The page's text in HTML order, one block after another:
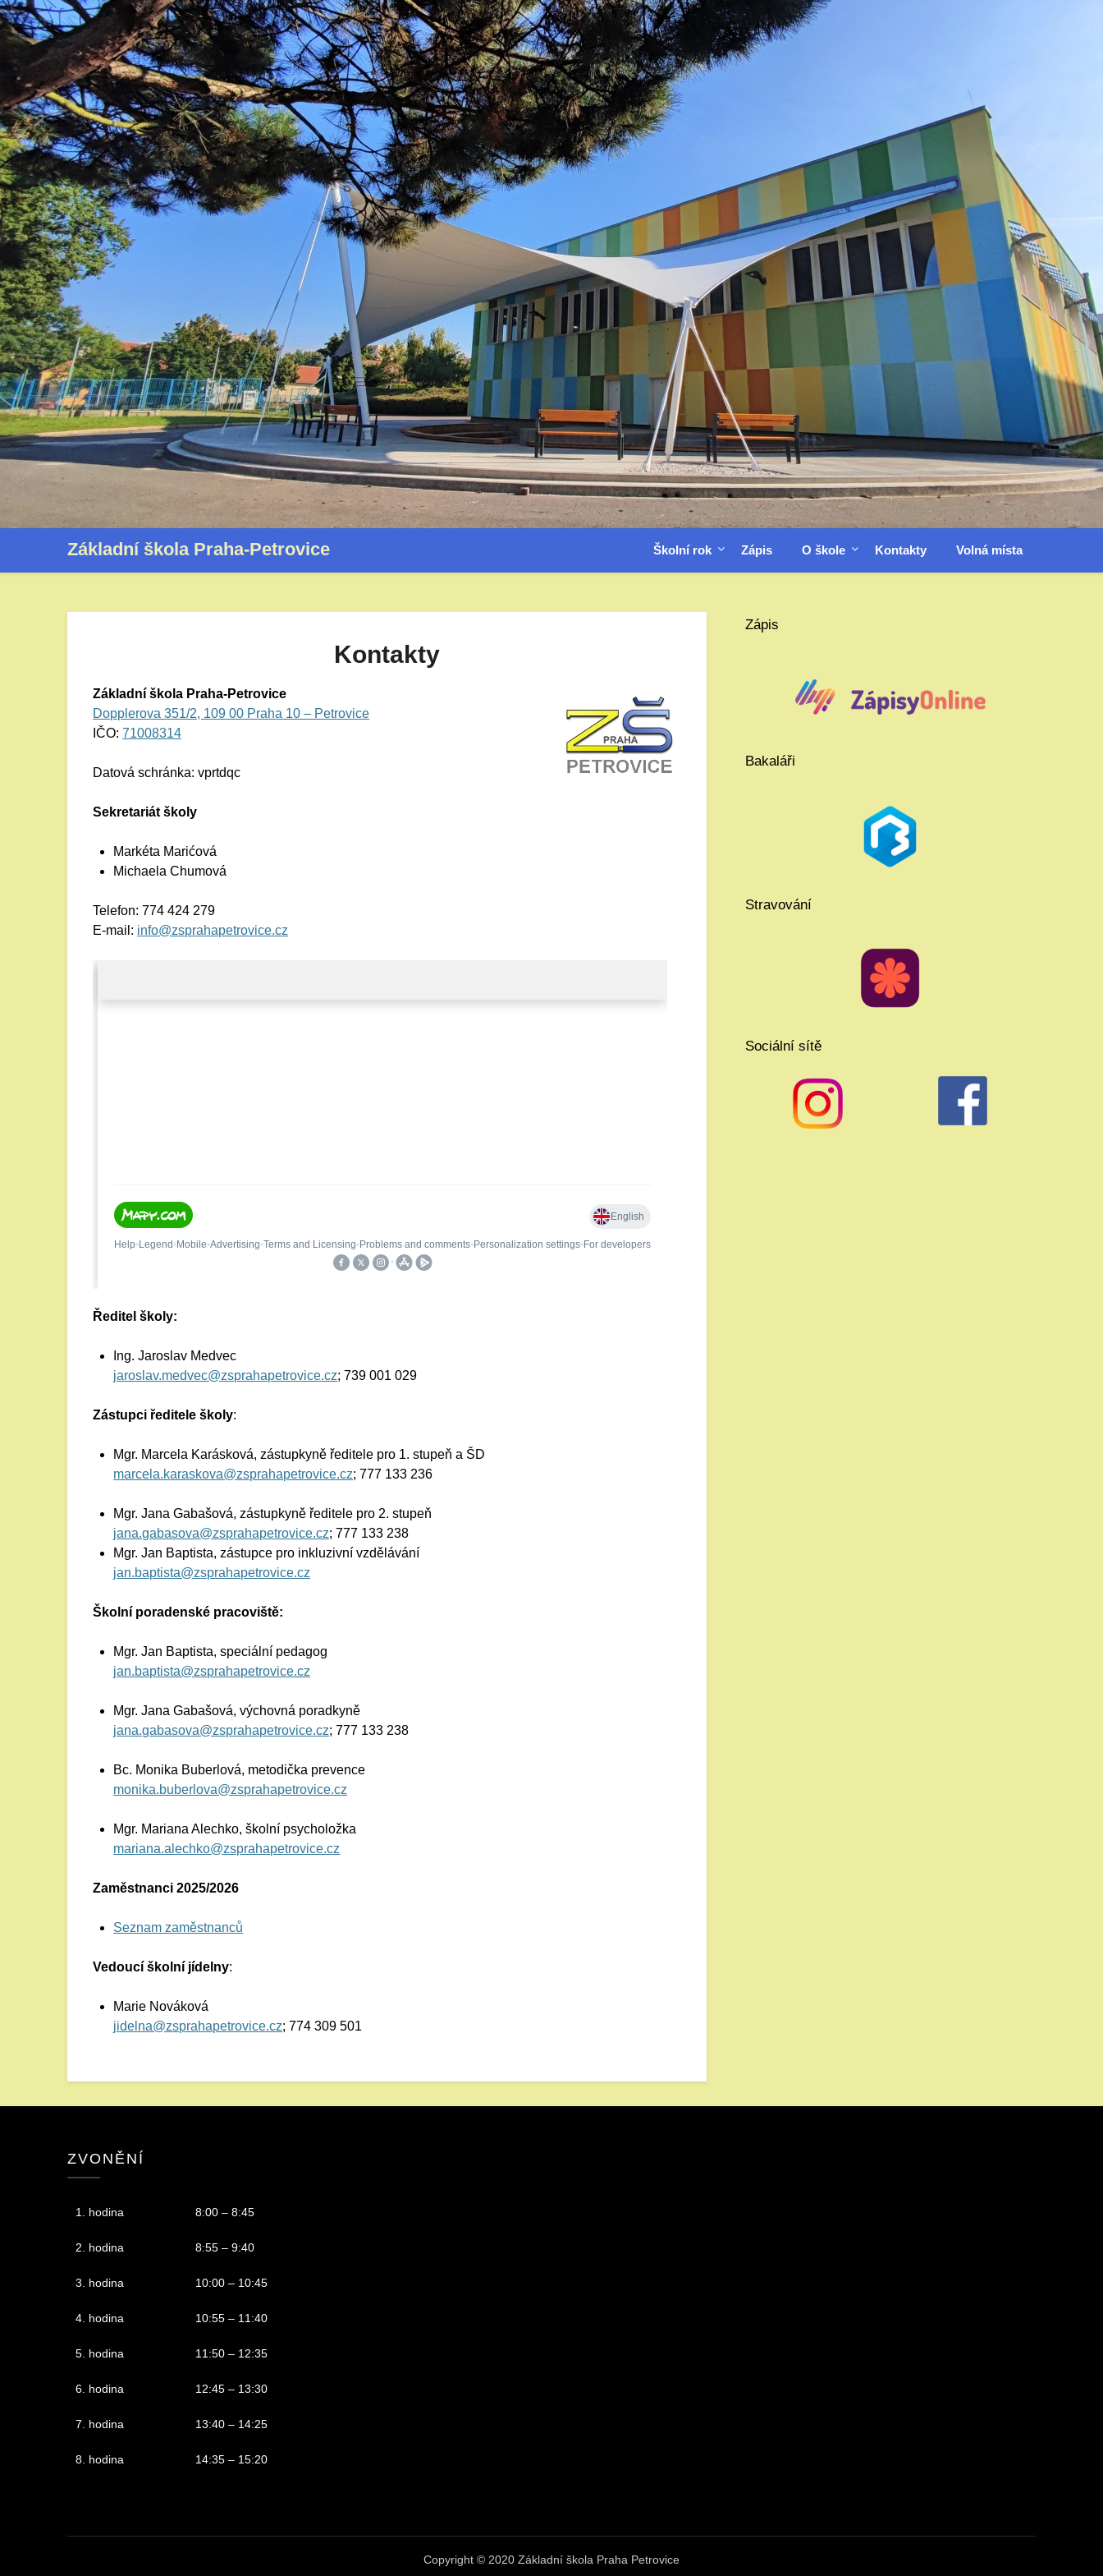
Základní škola Praha-Petrovice Školní rok Zápis O škole Kontakty Volná místa
Kontakty
Základní škola Praha-Petrovice
Dopplerova 351/2, 109 00 Praha 10 – Petrovice
IČO:71008314
Datová schránka: vprtdqc
Sekretariát školy
Markéta Marićová
Michaela Chumová
Telefon: 774 424 279
E-mail: info@zsprahapetrovice.cz
Ředitel školy:
Ing. Jaroslav Medvec
jaroslav.medvec@zsprahapetrovice.cz; 739 001 029
Zástupci ředitele školy:
Mgr. Marcela Karásková, zástupkyně ředitele pro 1. stupeň a ŠD
marcela.karaskova@zsprahapetrovice.cz; 777 133 236
Mgr. Jana Gabašová, zástupkyně ředitele pro 2. stupeň
jana.gabasova@zsprahapetrovice.cz; 777 133 238
Mgr. Jan Baptista, zástupce pro inkluzivní vzdělávání
jan.baptista@zsprahapetrovice.cz
Školní poradenské pracoviště:
Mgr. Jan Baptista, speciální pedagog
jan.baptista@zsprahapetrovice.cz
Mgr. Jana Gabašová, výchovná poradkyně
jana.gabasova@zsprahapetrovice.cz; 777 133 238
Bc. Monika Buberlová, metodička prevence
monika.buberlova@zsprahapetrovice.cz
Mgr. Mariana Alechko, školní psycholožka
mariana.alechko@zsprahapetrovice.cz
Zaměstnanci 2025/2026
Seznam zaměstnanců
Vedoucí školní jídelny:
Marie Nováková
jidelna@zsprahapetrovice.cz; 774 309 501
Zápis
Bakaláři
Stravování
Sociální sítě
ZVONĚNÍ
1. hodina 8:00 – 8:45
2. hodina 8:55 – 9:40
3. hodina 10:00 – 10:45
4. hodina 10:55 – 11:40
5. hodina 11:50 – 12:35
6. hodina 12:45 – 13:30
7. hodina 13:40 – 14:25
8. hodina 14:35 – 15:20
Copyright © 2020 Základní škola Praha Petrovice